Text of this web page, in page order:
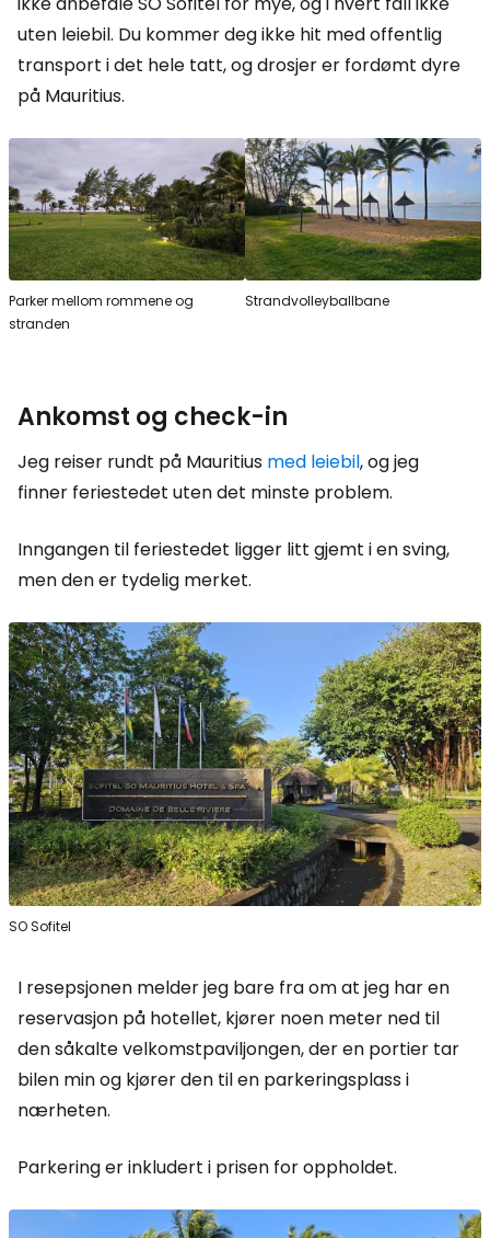
uten leiebil. Du kommer deg ikke hit med offentlig
transport i det hele tatt, og drosjer er fordømt dyre
på Mauritius.
Parker mellom rommene og
stranden
Strandvolleyballbane
Ankomst og check-in
Jeg reiser rundt på Mauritius med leiebil, og jeg
finner feriestedet uten det minste problem.
Inngangen til feriestedet ligger litt gjemt i en sving,
men den er tydelig merket.
SO Sofitel
I resepsjonen melder jeg bare fra om at jeg har en
reservasjon på hotellet, kjører noen meter ned til
den såkalte velkomstpaviljongen, der en portier tar
bilen min og kjører den til en parkeringsplass i
nærheten.
Parkering er inkludert i prisen for oppholdet.